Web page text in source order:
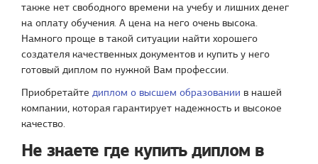
также нет свободного времени на учебу и лишних денег
на оплату обучения. А цена на него очень высока.
Намного проще в такой ситуации найти хорошего
создателя качественных документов и купить у него
готовый диплом по нужной Вам профессии.
Приобретайте диплом о высшем образовании в нашей
компании, которая гарантирует надежность и высокое
качество.
Не знаете где купить диплом в